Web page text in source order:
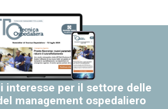
interesse per il settore delle
management ospedaliero